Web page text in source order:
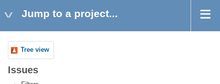
Jump to a project...
Tree view
Issues